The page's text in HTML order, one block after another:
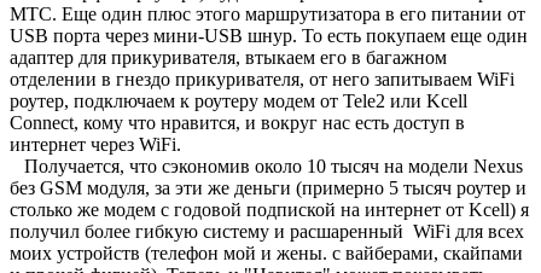
МТС. Еще один плюс этого маршрутизатора в его питании от
USB порта через мини-USB шнур. То есть покупаем еще один
адаптер для прикуривателя, втыкаем его в багажном
отделении в гнездо прикуривателя, от него запитываем WiFi
роутер, подключаем к роутеру модем от Tele2 или Kcell
Connect, кому что нравится, и вокруг нас есть доступ в
интернет через WiFi.
Получается, что сэкономив около 10 тысяч на модели Nexus
без GSM модуля, за эти же деньги (примерно 5 тысяч роутер и
столько же модем с годовой подпиской на интернет от Kcell) я
получил более гибкую систему и расшаренный WiFi для всех
моих устройств (телефон мой и жены. с вайберами, скайпами